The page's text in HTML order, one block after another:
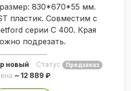
830*670*55 мм.
пластик. Совместим с
серии С 400. Края
подрезать.
новый Статус Предзаказ
~ 12 889 ₽